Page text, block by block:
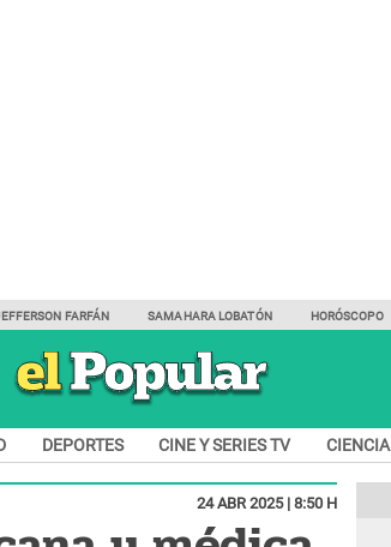
FARFÁN SAMAHARA LOBATÓN HORÓSCOPO
DEPORTES CINE Y SERIES TV CIENCIA
24 ABR 2025 | 8:50 H